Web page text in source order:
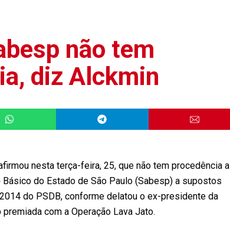
não tem
diz Alckmin
nesta terça-feira, 25, que não tem procedência a
do Estado de São Paulo (Sabesp) a supostos
do PSDB, conforme delatou o ex-presidente da
com a Operação Lava Jato.